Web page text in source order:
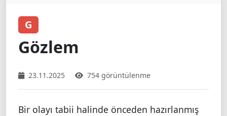
G
Gözlem
23.11.2025 754 görüntülenme
Bir olayı tabii halinde önceden hazırlanmış